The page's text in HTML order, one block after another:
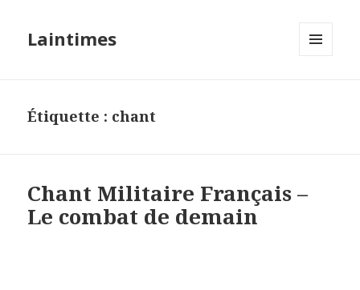
Laintimes
Étiquette : chant
Chant Militaire Français –
Le combat de demain